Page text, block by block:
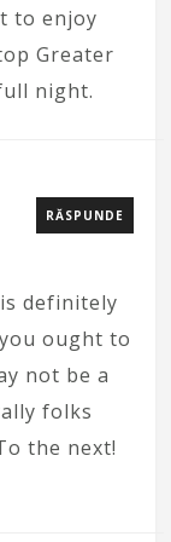
to enjoy
Greater
night.
RĂSPUNDE
definitely
ought to
not be a
folks
the next!